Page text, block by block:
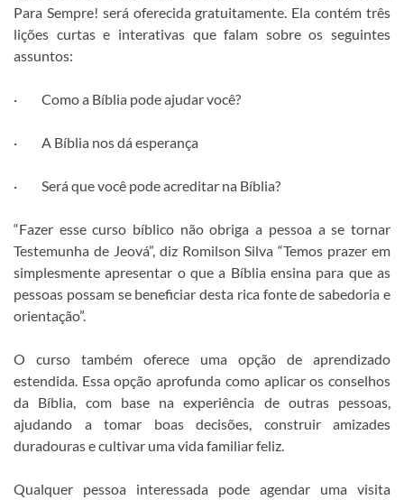
Para Sempre! será oferecida gratuitamente. Ela contém três
lições curtas e interativas que falam sobre os seguintes
assuntos:
· Como a Bíblia pode ajudar você?
· A Bíblia nos dá esperança
· Será que você pode acreditar na Bíblia?
“Fazer esse curso bíblico não obriga a pessoa a se tornar
Testemunha de Jeová”, diz Romilson Silva “Temos prazer em
simplesmente apresentar o que a Bíblia ensina para que as
pessoas possam se beneficiar desta rica fonte de sabedoria e
orientação”.
O curso também oferece uma opção de aprendizado
estendida. Essa opção aprofunda como aplicar os conselhos
da Bíblia, com base na experiência de outras pessoas,
ajudando a tomar boas decisões, construir amizades
duradouras e cultivar uma vida familiar feliz.
Qualquer pessoa interessada pode agendar uma visita